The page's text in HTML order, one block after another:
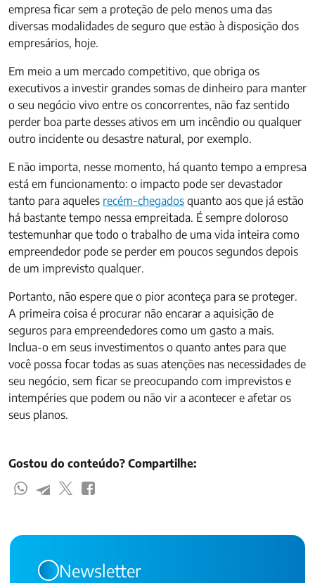
empresa ficar sem a proteção de pelo menos uma das
diversas modalidades de seguro que estão à disposição dos
empresários, hoje.
Em meio a um mercado competitivo, que obriga os
executivos a investir grandes somas de dinheiro para manter
o seu negócio vivo entre os concorrentes, não faz sentido
perder boa parte desses ativos em um incêndio ou qualquer
outro incidente ou desastre natural, por exemplo.
E não importa, nesse momento, há quanto tempo a empresa
está em funcionamento: o impacto pode ser devastador
tanto para aqueles recém-chegados quanto aos que já estão
há bastante tempo nessa empreitada. É sempre doloroso
testemunhar que todo o trabalho de uma vida inteira como
empreendedor pode se perder em poucos segundos depois
de um imprevisto qualquer.
Portanto, não espere que o pior aconteça para se proteger.
A primeira coisa é procurar não encarar a aquisição de
seguros para empreendedores como um gasto a mais.
Inclua-o em seus investimentos o quanto antes para que
você possa focar todas as suas atenções nas necessidades de
seu negócio, sem ficar se preocupando com imprevistos e
intempéries que podem ou não vir a acontecer e afetar os
seus planos.
Gostou do conteúdo? Compartilhe:
Newsletter